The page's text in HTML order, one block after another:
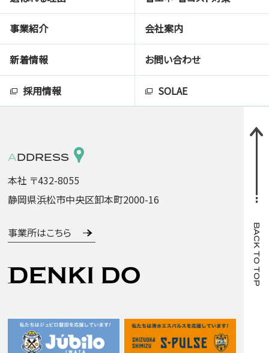
ADDRESS
本社 〒432-8055
静岡県浜松市中央区卸本町2000-16
事業所はこちら BACK TO TOP
事業紹介 会社案内
新着情報 お問い合わせ
採用情報 SOLAE